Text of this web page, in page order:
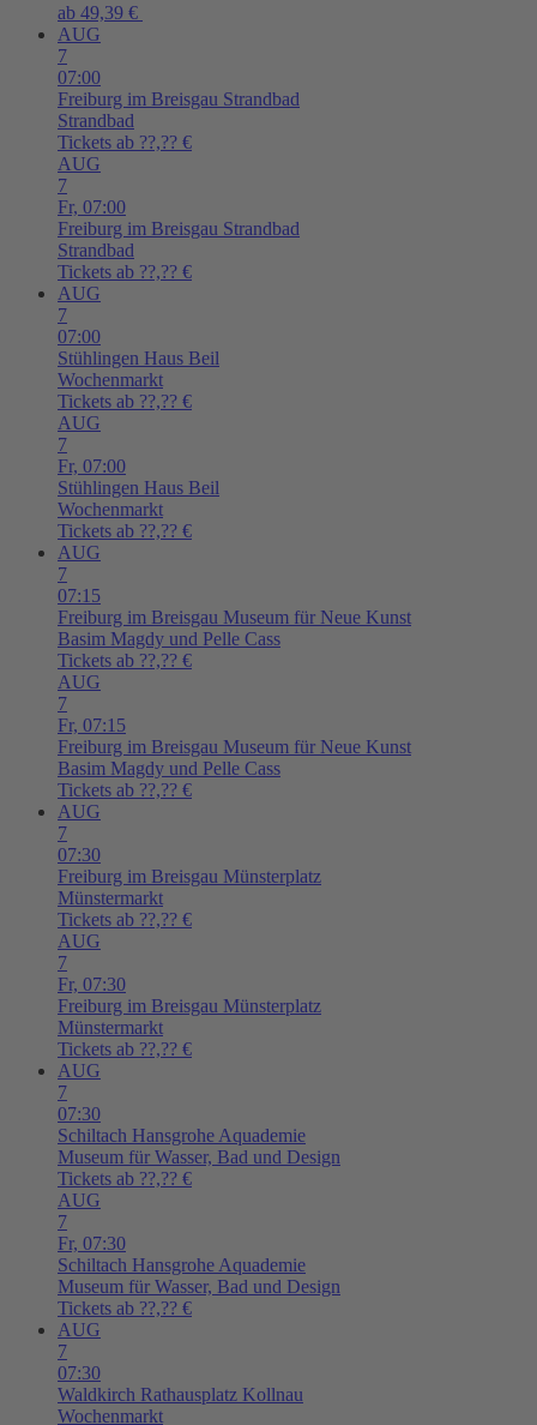
ab 49,39 €
AUG
7
07:00
Freiburg im Breisgau Strandbad
Strandbad
Tickets ab ??,?? €
AUG
7
Fr, 07:00
Freiburg im Breisgau Strandbad
Strandbad
Tickets ab ??,?? €
AUG
7
07:00
Stühlingen Haus Beil
Wochenmarkt
Tickets ab ??,?? €
AUG
7
Fr, 07:00
Stühlingen Haus Beil
Wochenmarkt
Tickets ab ??,?? €
AUG
7
07:15
Freiburg im Breisgau Museum für Neue Kunst
Basim Magdy und Pelle Cass
Tickets ab ??,?? €
AUG
7
Fr, 07:15
Freiburg im Breisgau Museum für Neue Kunst
Basim Magdy und Pelle Cass
Tickets ab ??,?? €
AUG
7
07:30
Freiburg im Breisgau Münsterplatz
Münstermarkt
Tickets ab ??,?? €
AUG
7
Fr, 07:30
Freiburg im Breisgau Münsterplatz
Münstermarkt
Tickets ab ??,?? €
AUG
7
07:30
Schiltach Hansgrohe Aquademie
Museum für Wasser, Bad und Design
Tickets ab ??,?? €
AUG
7
Fr, 07:30
Schiltach Hansgrohe Aquademie
Museum für Wasser, Bad und Design
Tickets ab ??,?? €
AUG
7
07:30
Waldkirch Rathausplatz Kollnau
Wochenmarkt